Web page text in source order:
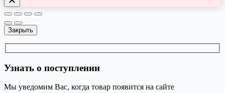
Закрыть
Узнать о поступлении
Мы уведомим Вас, когда товар появится на сайте